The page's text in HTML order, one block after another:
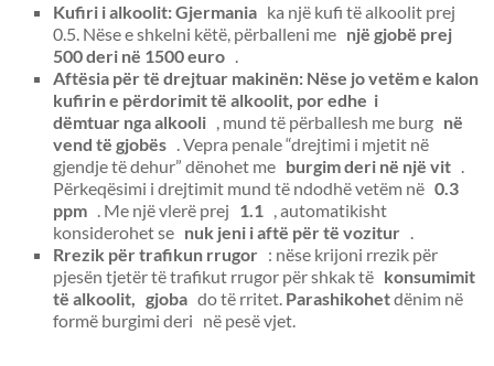
Kufiri i alkoolit: Gjermania ka një kufi të alkoolit prej
0.5. Nëse e shkelni këtë, përballeni me një gjobë prej
500 deri në 1500 euro .
Aftësia për të drejtuar makinën: Nëse jo vetëm e kalon
kufirin e përdorimit të alkoolit, por edhe i
dëmtuar nga alkooli , mund të përballesh me burg në
vend të gjobës . Vepra penale “drejtimi i mjetit në
gjendje të dehur” dënohet me burgim deri në një vit .
Përkeqësimi i drejtimit mund të ndodhë vetëm në0.3
ppm . Me një vlerë prej 1.1 , automatikisht
konsiderohet se nuk jeni i aftë për të vozitur .
Rrezik për trafikun rrugor : nëse krijoni rrezik për
pjesën tjetër të trafikut rrugor për shkak të konsumimit
të alkoolit,gjoba do të rritet. Parashikohetdënim në
formë burgimi deri në pesë vjet.